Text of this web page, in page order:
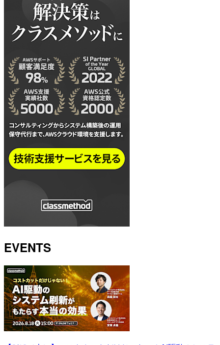
EVENTS